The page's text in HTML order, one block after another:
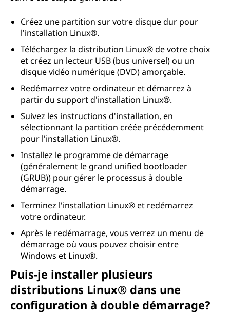
Créez une partition sur votre disque dur pour
l'installation Linux®.
Téléchargez la distribution Linux® de votre choix
et créez un lecteur USB (bus universel) ou un
disque vidéo numérique (DVD) amorçable.
Redémarrez votre ordinateur et démarrez à
partir du support d'installation Linux®.
Suivez les instructions d'installation, en
sélectionnant la partition créée précédemment
pour l'installation Linux®.
Installez le programme de démarrage
(généralement le grand unified bootloader
(GRUB)) pour gérer le processus à double
démarrage.
Terminez l'installation Linux® et redémarrez
votre ordinateur.
Après le redémarrage, vous verrez un menu de
démarrage où vous pouvez choisir entre
Windows et Linux®.
Puis-je installer plusieurs
distributions Linux® dans une
configuration à double démarrage?